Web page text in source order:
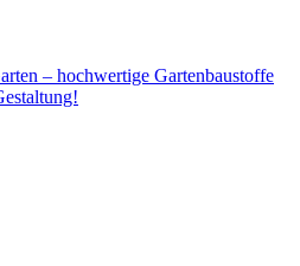
– hochwertige Gartenbaustoffe